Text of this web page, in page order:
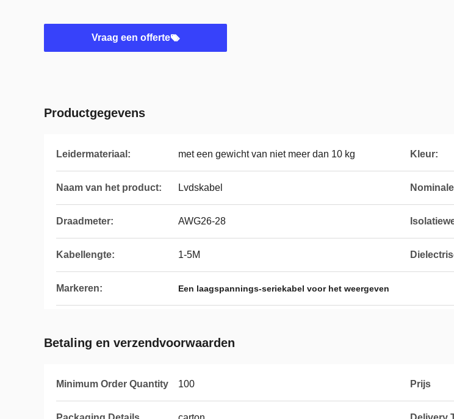
Vraag een offerte
Productgegevens
Leidermateriaal: met een gewicht van niet meer dan 10 kg Kleur:
Naam van het product: Lvdskabel
Draadmeter: AWG26-28
Kabellengte: 1-5M
Markeren: Een laagspannings-seriekabel voor het weergeven
Betaling en verzendvoorwaarden
Minimum Order Quantity 100 Prijs